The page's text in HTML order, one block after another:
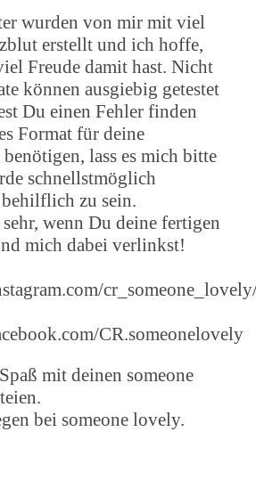
wurden von mir mit viel
erstellt und ich hoffe,
Freude damit hast. Nicht
können ausgiebig getestet
Du einen Fehler finden
Format für deine
lass es mich bitte
schnellstmöglich
zu sein.
wenn Du deine fertigen
mich dabei verlinkst!
CR.someonelovely
mit deinen someone
bei someone lovely.